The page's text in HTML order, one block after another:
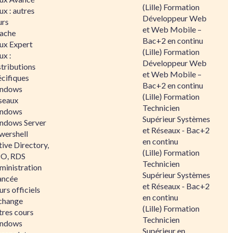
: autres
Expert
:
Server
Directory,
RDS
officiels
cours
(Lille) Formation
Développeur Web
et Web Mobile –
Bac+2 en continu
(Lille) Formation
Développeur Web
et Web Mobile –
Bac+2 en continu
(Lille) Formation
Technicien
Supérieur Systèmes
et Réseaux - Bac+2
en continu
(Lille) Formation
Technicien
Supérieur Systèmes
et Réseaux - Bac+2
en continu
(Lille) Formation
Technicien
Supérieur en